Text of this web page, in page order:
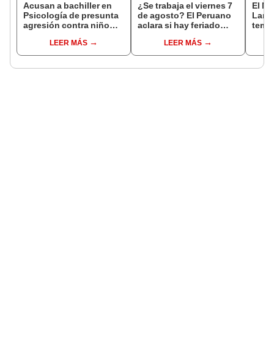
Acusan a bachiller en
Psicología de presunta
agresión contra niño
cámaras captan el
hecho
LEER MÁS
¿Se trabaja el viernes 7
de agosto? El Peruano
aclara si hay feriado
del 6 de agosto
LEER MÁS
El
palta